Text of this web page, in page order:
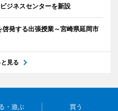
ジネスセンターを新設
発する出張授業～宮崎県延岡市
と見る
・遊ぶ 買う